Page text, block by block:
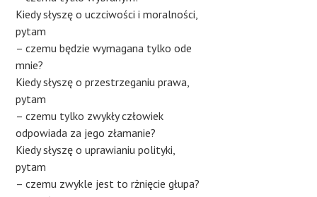
Kiedy słyszę o uczciwości i moralności,
pytam
– czemu będzie wymagana tylko ode
mnie?
Kiedy słyszę o przestrzeganiu prawa,
pytam
– czemu tylko zwykły człowiek
odpowiada za jego złamanie?
Kiedy słyszę o uprawianiu polityki,
pytam
– czemu zwykle jest to rżnięcie głupa?